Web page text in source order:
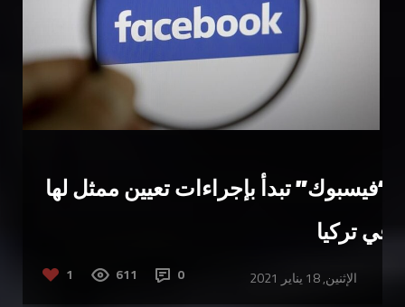
“فيسبوك” تبدأ بإجراءات تعيين ممثل لها
في تركيا
1 611 0 الإثنين, 18 يناير 2021